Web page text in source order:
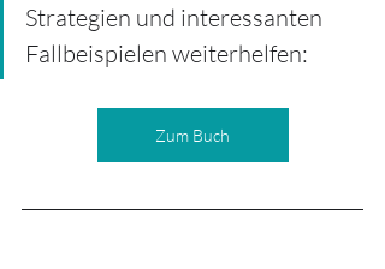
Strategien und interessanten
Fallbeispielen weiterhelfen:
Zum Buch